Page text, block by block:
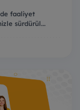
faaliyet
sürdürül...